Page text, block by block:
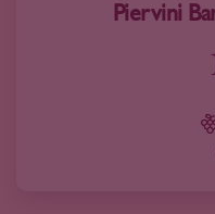
Piervini